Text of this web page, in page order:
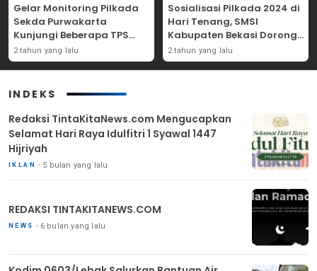
Gelar Monitoring Pilkada
Sekda Purwakarta
Kunjungi Beberapa TPS
Yang Ada Di Purwakarta
2 tahun yang lalu
Sosialisasi Pilkada 2024 di
Hari Tenang, SMSI
Kabupaten Bekasi Dorong
Angka Partisipasi
Masyarakat
2 tahun yang lalu
INDEKS
Redaksi TintaKitaNews.com Mengucapkan
Selamat Hari Raya Idulfitri 1 Syawal 1447
Hijriyah
IKLAN 5 bulan yang lalu
REDAKSI TINTAKITANEWS.COM
NEWS 6 bulan yang lalu